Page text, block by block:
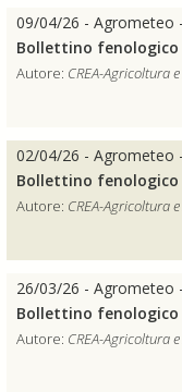
09/04/26 - Agrometeo
Bollettino fenologico
Autore: CREA-Agricoltura
02/04/26 - Agrometeo
Bollettino fenologico
Autore: CREA-Agricoltura
26/03/26 - Agrometeo
Bollettino fenologico
Autore: CREA-Agricoltura